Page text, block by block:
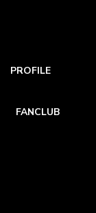
PROFILE
FANCLUB